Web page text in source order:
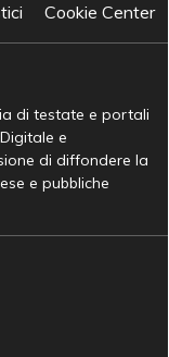
Cookie Center
di testate e portali
e
di diffondere la
e pubbliche